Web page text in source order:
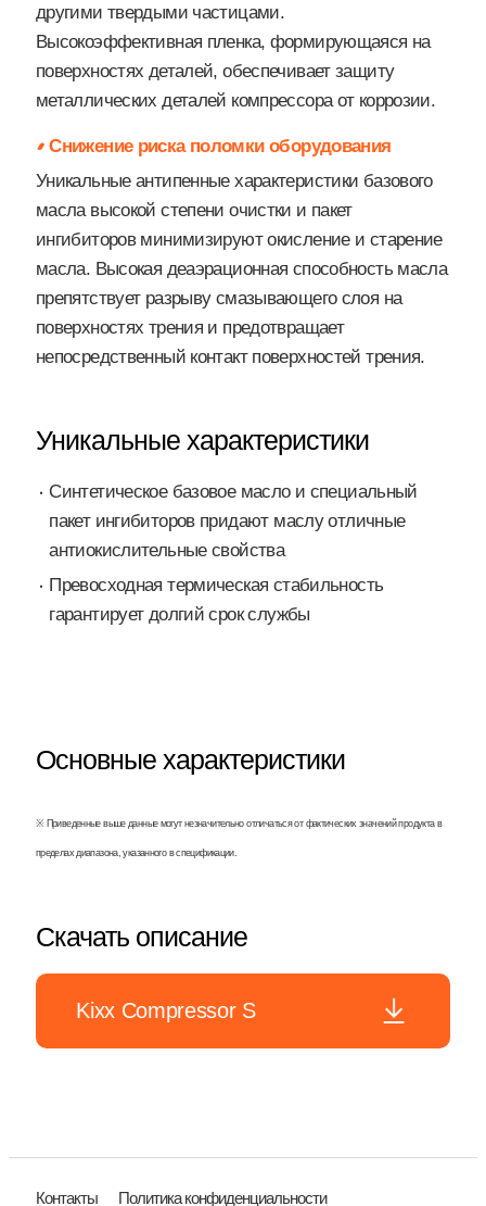
другими твердыми частицами.
Высокоэффективная пленка, формирующаяся на
поверхностях деталей, обеспечивает защиту
металлических деталей компрессора от коррозии.
Снижение риска поломки оборудования
Уникальные антипенные характеристики базового
масла высокой степени очистки и пакет
ингибиторов минимизируют окисление и старение
масла. Высокая деаэрационная способность масла
препятствует разрыву смазывающего слоя на
поверхностях трения и предотвращает
непосредственный контакт поверхностей трения.
Уникальные характеристики
Синтетическое базовое масло и специальный
пакет ингибиторов придают маслу отличные
антиокислительные свойства
Превосходная термическая стабильность
гарантирует долгий срок службы
Основные характеристики
※ Приведенные выше данные могут незначительно отличаться от фактических значений продукта в
пределах диапазона, указанного в спецификации.
Скачать описание
Kixx Compressor S
Контакты Политика конфиденциальности